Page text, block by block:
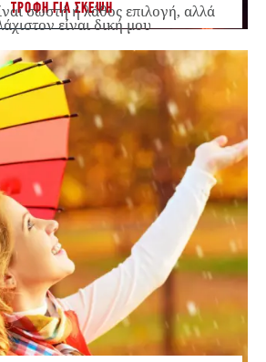
ΤΡΟΦΗ ΓΙΑ ΣΚΕΨΗ
σωστή ή λάθος επιλογή, αλλά
είναι δική μου